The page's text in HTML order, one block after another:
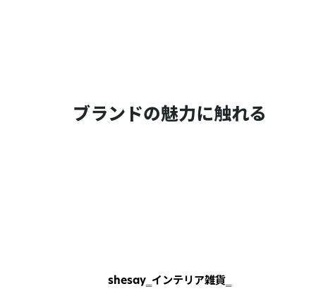
ブランドの魅力に触れる
shesay‗インテリア雑貨‗